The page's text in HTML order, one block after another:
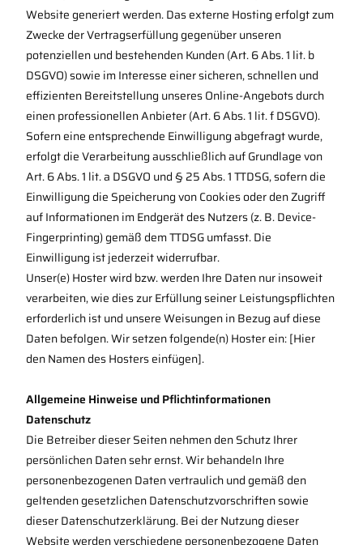
Website generiert werden. Das externe Hosting erfolgt zum
Zwecke der Vertragserfüllung gegenüber unseren
potenziellen und bestehenden Kunden (Art. 6 Abs. 1 lit. b
DSGVO) sowie im Interesse einer sicheren, schnellen und
effizienten Bereitstellung unseres Online-Angebots durch
einen professionellen Anbieter (Art. 6 Abs. 1 lit. f DSGVO).
Sofern eine entsprechende Einwilligung abgefragt wurde,
erfolgt die Verarbeitung ausschließlich auf Grundlage von
Art. 6 Abs. 1 lit. a DSGVO und § 25 Abs. 1 TTDSG, sofern die
Einwilligung die Speicherung von Cookies oder den Zugriff
auf Informationen im Endgerät des Nutzers (z. B. Device-
Fingerprinting) gemäß dem TTDSG umfasst. Die
Einwilligung ist jederzeit widerrufbar.
Unser(e) Hoster wird bzw. werden Ihre Daten nur insoweit
verarbeiten, wie dies zur Erfüllung seiner Leistungspflichten
erforderlich ist und unsere Weisungen in Bezug auf diese
Daten befolgen. Wir setzen folgende(n) Hoster ein: [Hier
den Namen des Hosters einfügen].
Allgemeine Hinweise und Pflichtinformationen
Datenschutz
Die Betreiber dieser Seiten nehmen den Schutz Ihrer
persönlichen Daten sehr ernst. Wir behandeln Ihre
personenbezogenen Daten vertraulich und gemäß den
geltenden gesetzlichen Datenschutzvorschriften sowie
dieser Datenschutzerklärung. Bei der Nutzung dieser
Website werden verschiedene personenbezogene Daten